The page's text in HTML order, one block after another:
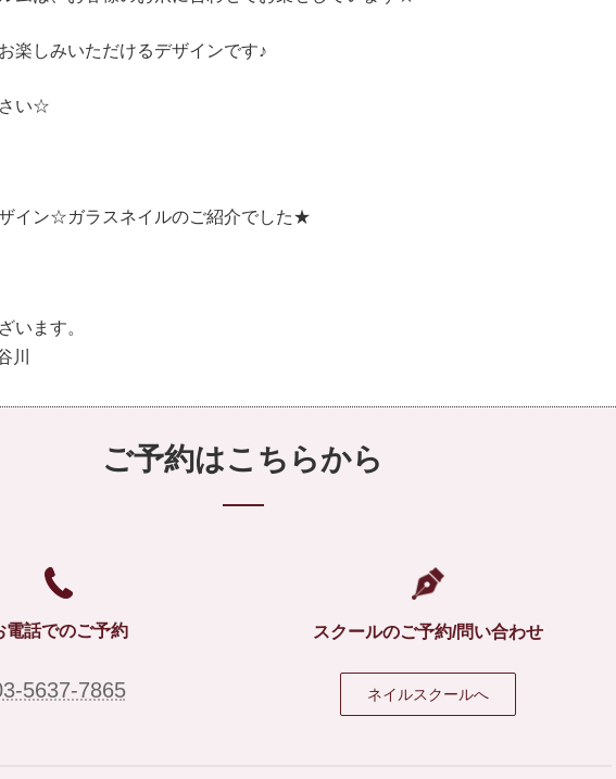
楽しみいただけるデザインです♪
い☆
イン☆ガラスネイルのご紹介でした★
います。
川
ご予約はこちらから
電話でのご予約
5637-7865
スクールのご予約/問い合わせ
ネイルスクールへ